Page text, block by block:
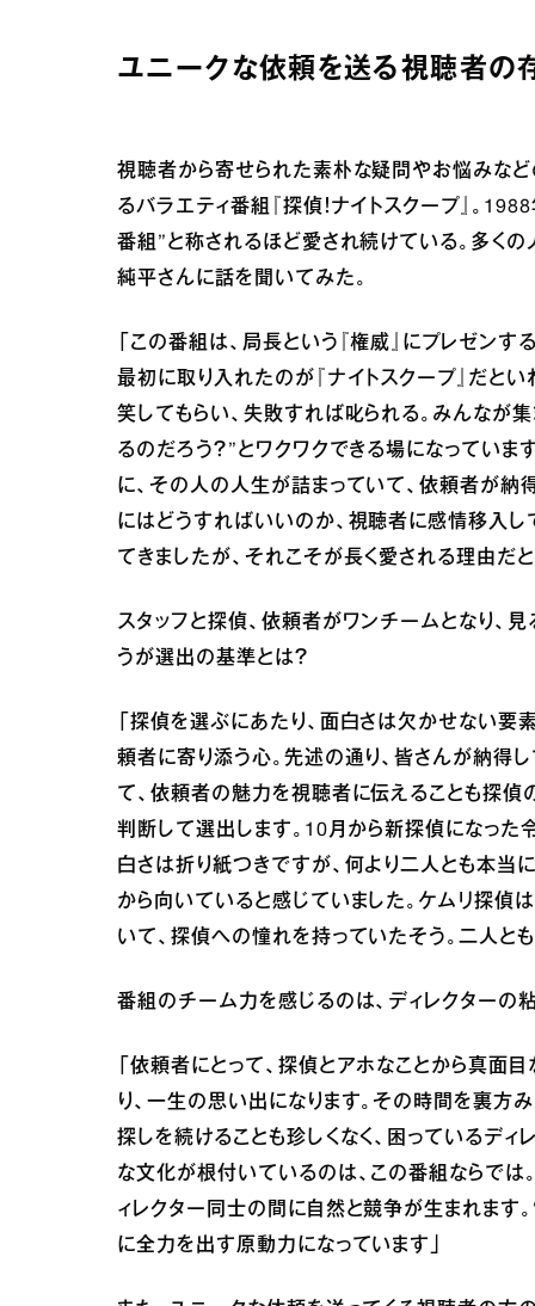
ユニークな依頼を送る視聴者の
視聴者から寄せられた素朴な疑問やお悩みな
るバラエティ番組『探偵！ナイトスクープ』。
番組”と称されるほど愛され続けている。多く
純平さんに話を聞いてみた。
「この番組は、局長という『権威』にプレゼン
最初に取り入れたのが『ナイトスクープ』だと
笑してもらい、失敗すれば叱られる。みんなが
るのだろう？”とワクワクできる場になっていま
に、その人の人生が詰まっていて、依頼者が納
にはどうすればいいのか、視聴者に感情移入し
てきましたが、それこそが長く愛される理由だ
スタッフと探偵、依頼者がワンチームとなり、
うが選出の基準とは？
「探偵を選ぶにあたり、面白さは欠かせない
頼者に寄り添う心。先述の通り、皆さんが納得
て、依頼者の魅力を視聴者に伝えることも探
判断して選出します。10月から新探偵になった
白さは折り紙つきですが、何より二人とも本当
から向いていると感じていました。ケムリ探偵
いて、探偵への憧れを持っていたそう。二人と
番組のチーム力を感じるのは、ディレクターの
「依頼者にとって、探偵とアホなことから真面
り、一生の思い出になります。その時間を裏方
探しを続けることも珍しくなく、困っているデ
な文化が根付いているのは、この番組ならでは
ィレクター同士の間に自然と競争が生まれます
に全力を出す原動力になっています」